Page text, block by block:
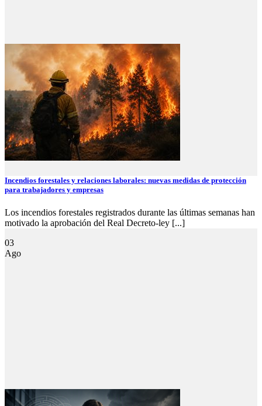
Incendios forestales y relaciones laborales: nuevas medidas de protección
para trabajadores y empresas
Los incendios forestales registrados durante las últimas semanas han
motivado la aprobación del Real Decreto-ley [...]
03
Ago